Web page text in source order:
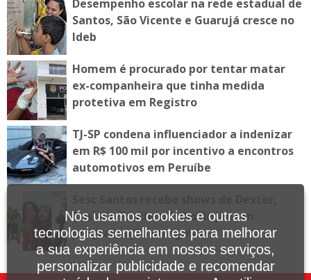
Desempenho escolar na rede estadual de
Santos, São Vicente e Guarujá cresce no
Ideb
Homem é procurado por tentar matar
ex-companheira que tinha medida
protetiva em Registro
TJ-SP condena influenciador a indenizar
em R$ 100 mil por incentivo a encontros
automotivos em Peruíbe
Tasha e Tracie e Tribo de Jah em
programação de agosto
Nós usamos cookies e outras
tecnologias semelhantes para melhorar
a sua experiência em nossos serviços,
personalizar publicidade e recomendar